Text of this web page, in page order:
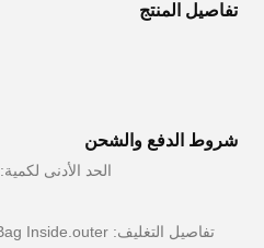
تفاصيل المنتج
شروط الدفع والشحن
الحد الأدنى لكمية: 10 أجهزة كمبيوتر/طلب تجريبي
تفاصيل التغليف: PP Bag Inside.outer هو كرتون مع فيلم ملفوف.